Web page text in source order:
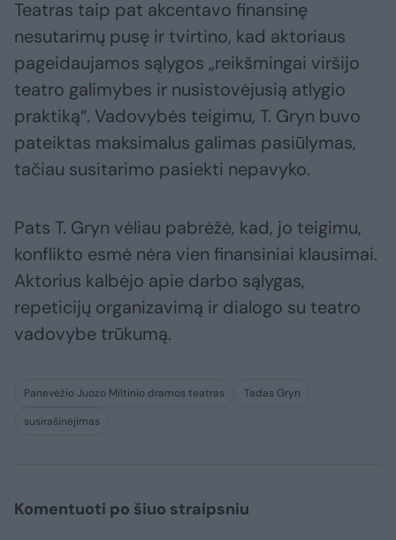
Teatras taip pat akcentavo finansinę
nesutarimų pusę ir tvirtino, kad aktoriaus
pageidaujamos sąlygos „reikšmingai viršijo
teatro galimybes ir nusistovėjusią atlygio
praktiką“. Vadovybės teigimu, T. Gryn buvo
pateiktas maksimalus galimas pasiūlymas,
tačiau susitarimo pasiekti nepavyko.
Pats T. Gryn vėliau pabrėžė, kad, jo teigimu,
konflikto esmė nėra vien finansiniai klausimai.
Aktorius kalbėjo apie darbo sąlygas,
repeticijų organizavimą ir dialogo su teatro
vadovybe trūkumą.
Panevėžio Juozo Miltinio dramos teatras
Tadas Gryn
susirašinėjimas
Komentuoti po šiuo straipsniu